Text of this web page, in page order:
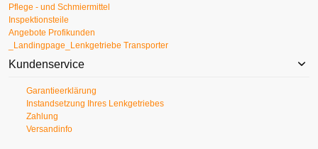
Pflege - und Schmiermittel
Inspektionsteile
Angebote Profikunden
_Landingpage_Lenkgetriebe Transporter
Kundenservice
Garantieerklärung
Instandsetzung Ihres Lenkgetriebes
Zahlung
Versandinfo